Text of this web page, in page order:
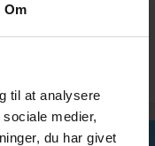
Om
til at analysere
medier,
du har givet